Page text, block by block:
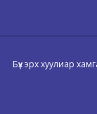
Бүх эрх хуулиар